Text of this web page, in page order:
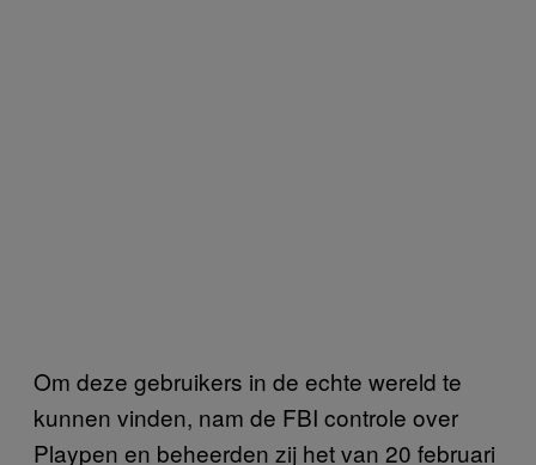
Om deze gebruikers in de echte wereld te
kunnen vinden, nam de FBI controle over
Playpen en beheerden zij het van 20 februari